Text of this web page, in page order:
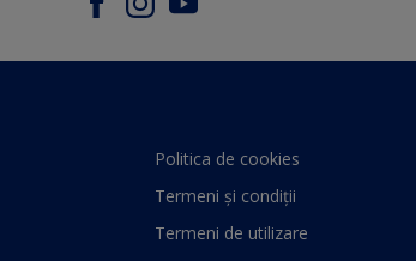
Politica de cookies
Termeni și condiții
Termeni de utilizare